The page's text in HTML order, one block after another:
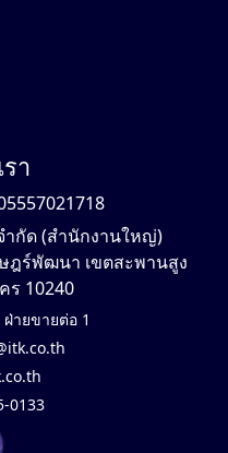
า
ำกัด (สำนักงานใหญ่)
ฎร์พัฒนา เขตสะพานสูง
ร 10240
ายขายต่อ 1
0133